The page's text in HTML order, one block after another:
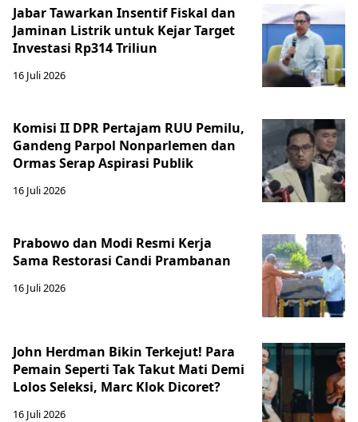
Jabar Tawarkan Insentif Fiskal dan
Jaminan Listrik untuk Kejar Target
Investasi Rp314 Triliun
16 Juli 2026
Komisi II DPR Pertajam RUU Pemilu,
Gandeng Parpol Nonparlemen dan
Ormas Serap Aspirasi Publik
16 Juli 2026
Prabowo dan Modi Resmi Kerja
Sama Restorasi Candi Prambanan
16 Juli 2026
John Herdman Bikin Terkejut! Para
Pemain Seperti Tak Takut Mati Demi
Lolos Seleksi, Marc Klok Dicoret?
16 Juli 2026